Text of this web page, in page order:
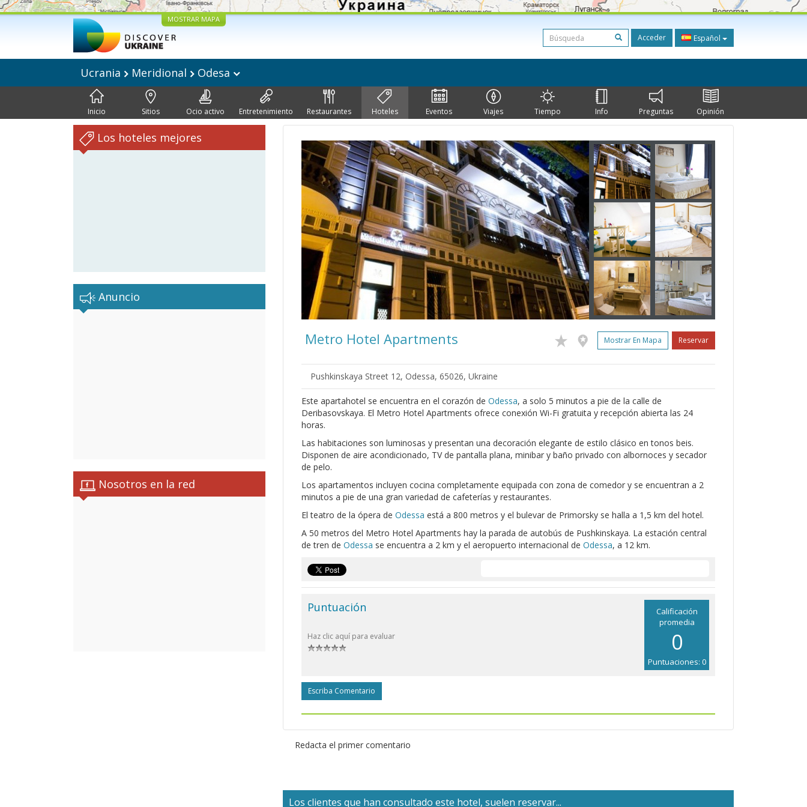
MOSTRAR MAPA
Acceder Español
Ucrania Meridional Odesa
Inicio Sitios Ocio activo Entretenimiento Restaurantes Hoteles Eventos Viajes Tiempo Info Preguntas Opinión
Los hoteles mejores
Anuncio
Nosotros en la red
Metro Hotel Apartments Mostrar En Mapa Reservar
Pushkinskaya Street 12, Odessa, 65026, Ukraine
Este apartahotel se encuentra en el corazón de Odessa, a solo 5 minutos a pie de la calle de
Deribasovskaya. El Metro Hotel Apartments ofrece conexión Wi-Fi gratuita y recepción abierta las 24
horas.
Las habitaciones son luminosas y presentan una decoración elegante de estilo clásico en tonos beis.
Disponen de aire acondicionado, TV de pantalla plana, minibar y baño privado con albornoces y secador
de pelo.
Los apartamentos incluyen cocina completamente equipada con zona de comedor y se encuentran a 2
minutos a pie de una gran variedad de cafeterías y restaurantes.
El teatro de la ópera de Odessa está a 800 metros y el bulevar de Primorsky se halla a 1,5 km del hotel.
A 50 metros del Metro Hotel Apartments hay la parada de autobús de Pushkinskaya. La estación central
de tren de Odessa se encuentra a 2 km y el aeropuerto internacional de Odessa, a 12 km.
Calificación
promedia
0
Puntuaciones: 0
Puntuación
Haz clic aquí para evaluar
Escriba Comentario
Redacta el primer comentario
Los clientes que han consultado este hotel, suelen reservar...